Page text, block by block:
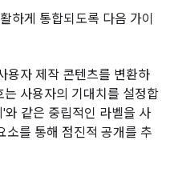
하게 통합되도록 다음 가이
용자 제작 콘텐츠를 변환하
사용자의 기대치를 설정합
같은 중립적인 라벨을 사
소를 통해 점진적 공개를 추